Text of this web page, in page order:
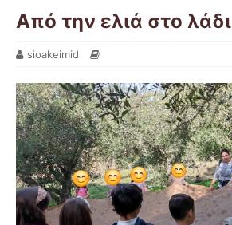
Από την ελιά στο λάδι
sioakeimid